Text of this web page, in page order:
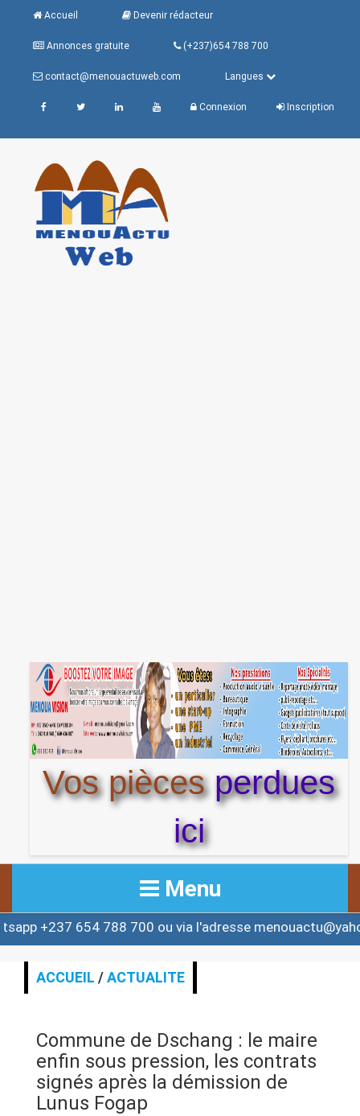
Accueil Devenir rédacteur
Annonces gratuite (+237)654 788 700
contact@menouactuweb.com Langues
Connexion Inscription
Vos piècesperdues
ici
Menu
ACCUEIL
ACTUALITE
ALERTE
ANNONCE
788 700 ou via l'adresse menouactu@yahoo.com ou
ACCUEIL /ACTUALITE
Commune de Dschang : le maire
enfin sous pression, les contrats
signés après la démission de
Lunus Fogap